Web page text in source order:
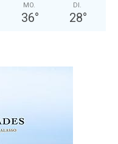
MO.
36°
DI.
28°